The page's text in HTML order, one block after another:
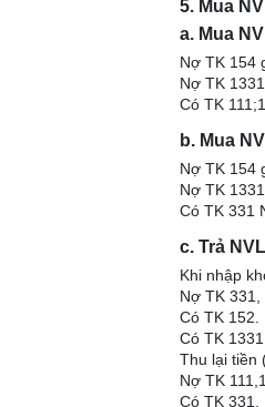
5. Mua
a. Mua
Nợ TK 154
Nợ TK
Có TK
b. Mua
Nợ TK 154
Nợ TK
Có TK 331
c. Trả
Khi nhập
Nợ TK 331,
Có TK 152.
Có TK
Thu lại tiền
Nợ TK
Có TK 331.